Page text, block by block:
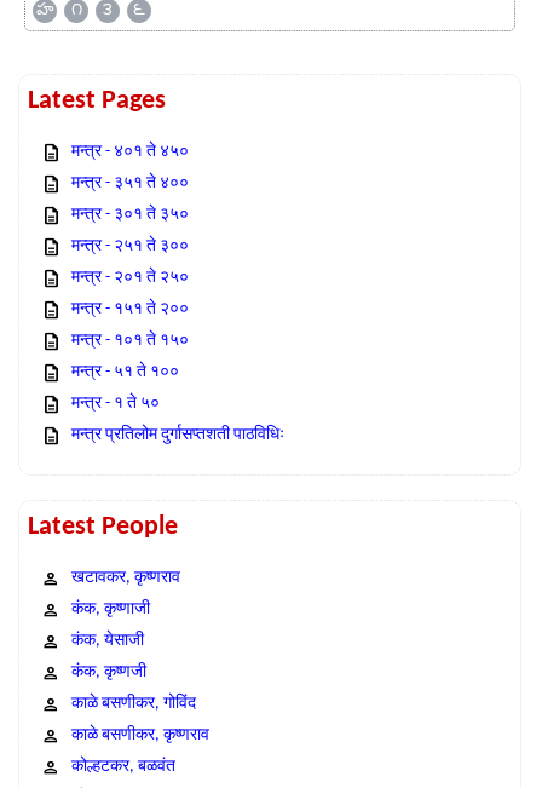
హ
౧ ౩ ౬
Latest Pages
मन्त्र - ४०१ ते ४५०
मन्त्र - ३५१ ते ४००
मन्त्र - ३०१ ते ३५०
मन्त्र - २५१ ते ३००
मन्त्र - २०१ ते २५०
मन्त्र - १५१ ते २००
मन्त्र - १०१ ते १५०
मन्त्र - ५१ ते १००
मन्त्र - १ ते ५०
मन्त्र प्रतिलोम दुर्गासप्तशती पाठविधिः
Latest People
खटावकर, कृष्णराव
कंक, कृष्णाजी
कंक, येसाजी
कंक, कृष्णजी
काळे बसणीकर, गोविंद
काळे बसणीकर, कृष्णराव
कोल्हटकर, बळवंत